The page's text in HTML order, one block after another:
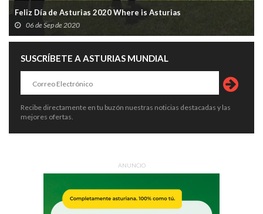
Feliz Día de Asturias 2020 Where is Asturias
06 de Sep de 2020
SUSCRÍBETE A ASTURIAS MUNDIAL
Recibe directamente en tu buzón nuestras noticias destacadas y las
mejores ofertas.
ANUNCIO